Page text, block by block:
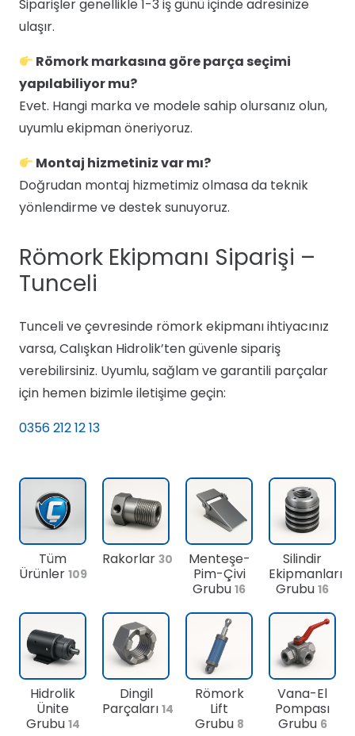
Siparişler genellikle 1-3 iş günü içinde adresinize
ulaşır.
Römork markasına göre parça seçimi
yapılabiliyor mu?
Evet. Hangi marka ve modele sahip olursanız olun,
uyumlu ekipman öneriyoruz.
Montaj hizmetiniz var mı?
Doğrudan montaj hizmetimiz olmasa da teknik
yönlendirme ve destek sunuyoruz.
Römork Ekipmanı Siparişi –
Tunceli
Tunceli ve çevresinde römork ekipmanı ihtiyacınız
varsa, Calışkan Hidrolik’ten güvenle sipariş
verebilirsiniz. Uyumlu, sağlam ve garantili parçalar
için hemen bizimle iletişime geçin:
0356 212 12 13
Tüm
Ürünler 109
Rakorlar 30
Menteşe-
Pim-Çivi
Grubu 16
Silindir
Ekipmanları
Grubu 16
Hidrolik
Ünite
Grubu 14
Dingil
Parçaları 14
Römork
Lift
Grubu 8
Vana-El
Pompası
Grubu 6